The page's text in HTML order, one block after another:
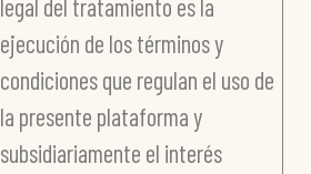
legal del tratamiento es la
ejecución de los términos y
condiciones que regulan el uso de
la presente plataforma y
subsidiariamente el interés